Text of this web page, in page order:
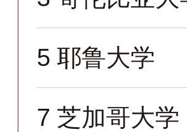
5 耶鲁大学
7 芝加哥大学